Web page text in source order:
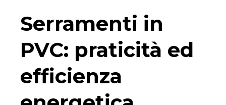
Serramenti in
PVC: praticità ed
efficienza